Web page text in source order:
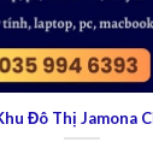
Đô Thị Phú Mỹ